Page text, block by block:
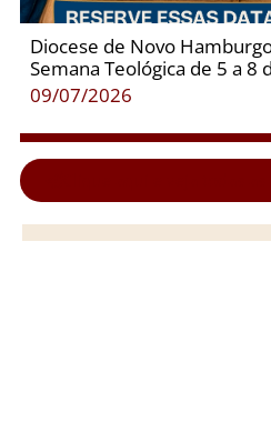
Diocese de Novo
Semana Teológica de 5 a 8
09/07/2026